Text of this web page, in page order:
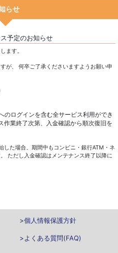
らせ
予定のお知らせ
ます。
が、 何卒ご了承くださいますようお願い申
のログインを含む全サービス利用ができ
作業終了次第、入金確認から順次復旧を
した場合、期間中もコンビニ・銀行ATM・ネ
ただし入金確認はメンテナンス終了以降に
>個人情報保護方針
>よくある質問(FAQ)